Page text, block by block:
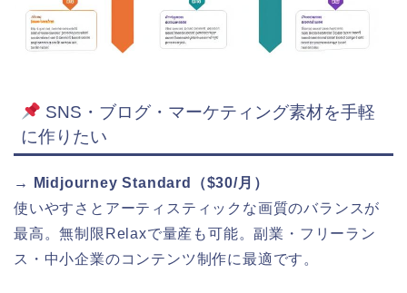
SNS・ブログ・マーケティング素材を手軽
に作りたい
→ Midjourney Standard（$30/月）
使いやすさとアーティスティックな画質のバランスが
最高。無制限Relaxで量産も可能。副業・フリーラン
ス・中小企業のコンテンツ制作に最適です。